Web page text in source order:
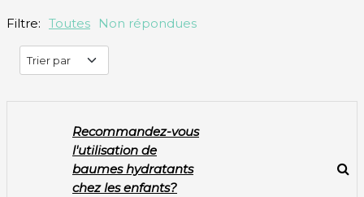
Filtre: Toutes Non répondues
Trier par
Recommandez-vous
l'utilisation de
baumes hydratants
chez les enfants?